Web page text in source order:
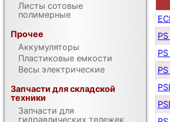
Листы сотовые
полимерные
Прочее
Аккумуляторы
Пластиковые емкости
Весы электрические
Запчасти для складской
техники
Запчасти для
гидравлических тележек